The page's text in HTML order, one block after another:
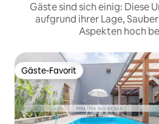
Gäste sind sich einig: Diese
aufgrund ihrer Lage,
Aspekten hoch
Gäste-Favorit
Gäste-Favorit